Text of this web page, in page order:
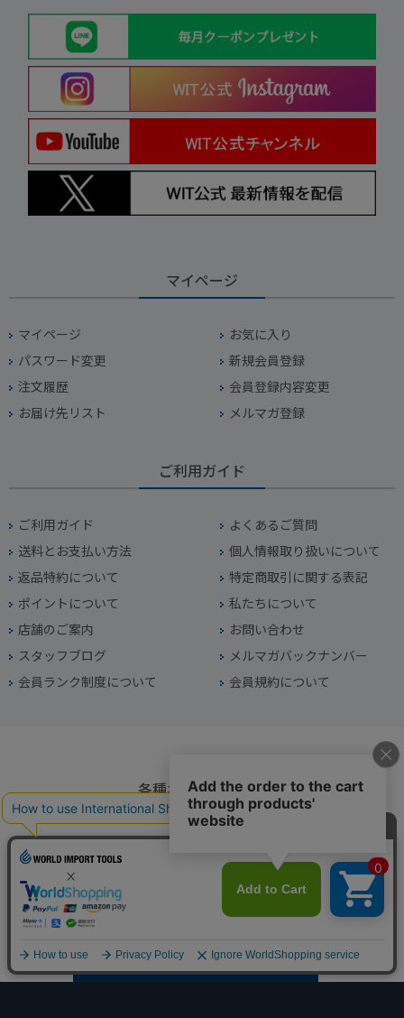
マイページ
マイページ
お気に入り
パスワード変更
新規会員登録
注文履歴
会員登録内容変更
お届け先リスト
メルマガ登録
ご利用ガイド
ご利用ガイド
よくあるご質問
送料とお支払い方法
個人情報取り扱いについて
返品特約について
特定商取引に関する表記
ポイントについて
私たちについて
店舗のご案内
お問い合わせ
スタッフブログ
メルマガバックナンバー
会員ランク制度について
会員規約について
各種お問い合わせ
045-949-2451
年中無休（年末年始を除く）